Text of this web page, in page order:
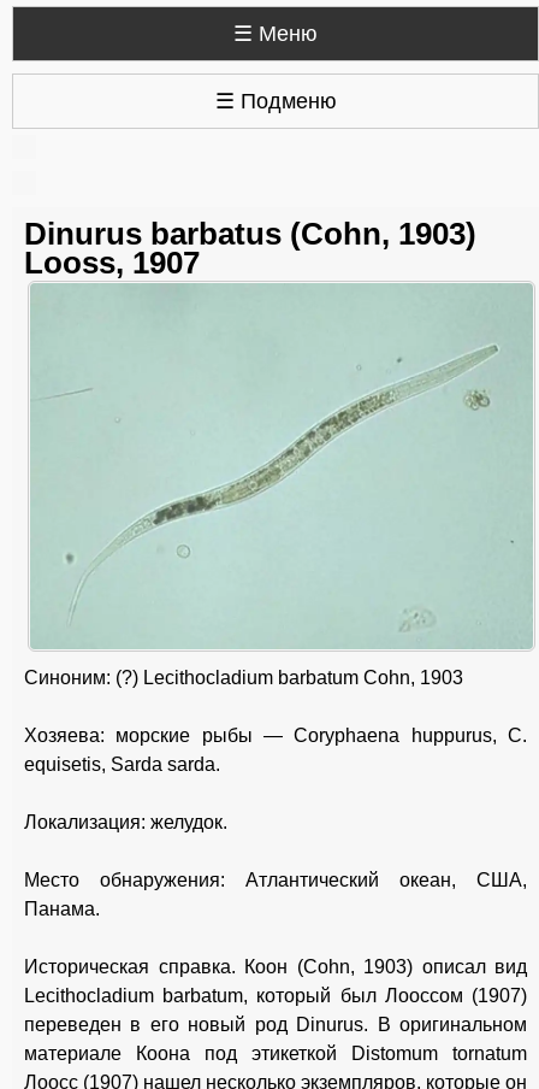
☰ Меню
☰ Подменю
Dinurus barbatus (Cohn, 1903)
Looss, 1907
Синоним: (?) Lecithocladium barbatum Cohn, 1903
Хозяева: морские рыбы — Coryphaena huppurus, С.
equisetis, Sarda sarda.
Локализация: желудок.
Место обнаружения: Атлантический океан, США,
Панама.
Историческая справка. Коон (Cohn, 1903) описал вид
Lecithocladium barbatum, который был Лооссом (1907)
переведен в его новый род Dinurus. В оригинальном
материале Коона под этикеткой Distomum tornatum
Лоосс (1907) нашел несколько экземпляров, которые он